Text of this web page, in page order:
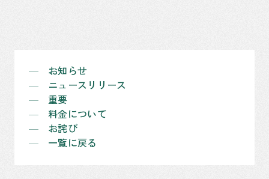
お知らせ
ニュースリリース
重要
料金について
お詫び
一覧に戻る